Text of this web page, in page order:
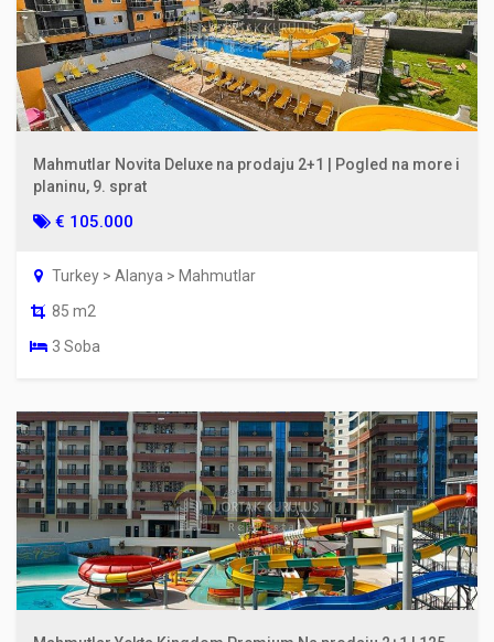
Mahmutlar Novita Deluxe na prodaju 2+1 | Pogled na more i
planinu, 9. sprat
€ 105.000
Turkey > Alanya > Mahmutlar
85 m2
3 Soba